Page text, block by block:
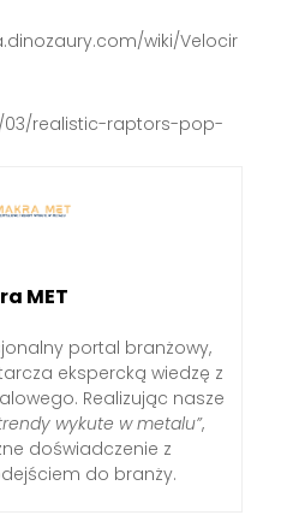
wiki/Velocir
realistic-raptors-pop-
MET
portal branżowy,
ekspercką wiedzę z
Realizując nasze
wykute w metalu”,
doświadczenie z
do branży.